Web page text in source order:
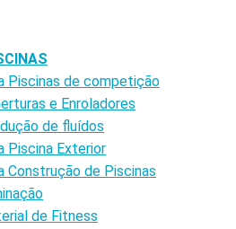
Piscinas de competição
e Enroladores
de fluídos
Piscina Exterior
Construção de Piscinas
de Fitness